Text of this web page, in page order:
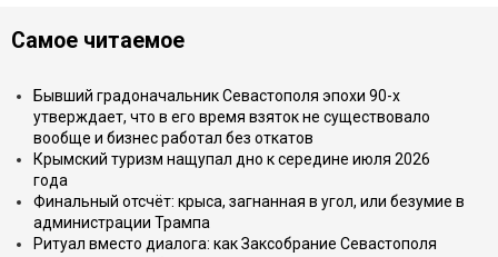
Самое читаемое
Бывший градоначальник Севастополя эпохи 90-х
утверждает, что в его время взяток не существовало
вообще и бизнес работал без откатов
Крымский туризм нащупал дно к середине июля 2026
года
Финальный отсчёт: крыса, загнанная в угол, или безумие в
администрации Трампа
Ритуал вместо диалога: как Заксобрание Севастополя